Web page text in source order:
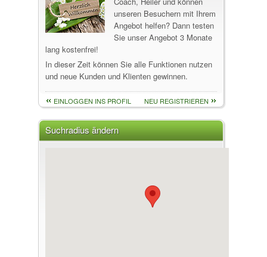
unseren Besuchern mit Ihrem
Angebot helfen? Dann testen
Sie unser Angebot 3 Monate
lang kostenfrei!
In dieser Zeit können Sie alle Funktionen nutzen
und neue Kunden und Klienten gewinnen.
EINLOGGEN INS PROFIL NEU REGISTRIEREN
Suchradius ändern